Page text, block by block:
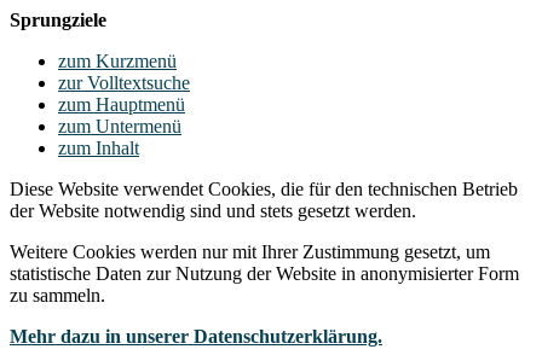
Sprungziele
zum Kurzmenü
zur Volltextsuche
zum Hauptmenü
zum Untermenü
zum Inhalt
Diese Website verwendet Cookies, die für den technischen Betrieb
der Website notwendig sind und stets gesetzt werden.
Weitere Cookies werden nur mit Ihrer Zustimmung gesetzt, um
statistische Daten zur Nutzung der Website in anonymisierter Form
zu sammeln.
Mehr dazu in unserer Datenschutzerklärung.